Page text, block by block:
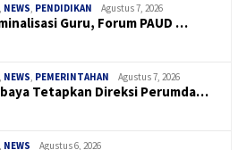
NEWS PENDIDIKAN Agustus 7, 2026
Guru, Forum PAUD …
NEWS PEMERINTAHAN Agustus 7, 2026
Tetapkan Direksi Perumda…
NEWS Agustus 6, 2026